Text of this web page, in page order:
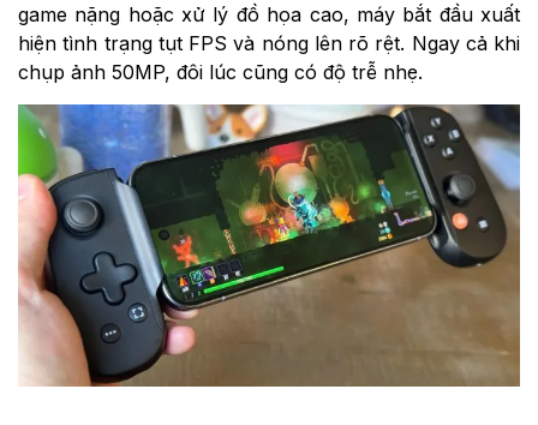
game nặng hoặc xử lý đồ họa cao, máy bắt đầu xuất
hiện tình trạng tụt FPS và nóng lên rõ rệt. Ngay cả khi
chụp ảnh 50MP, đôi lúc cũng có độ trễ nhẹ.